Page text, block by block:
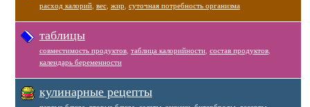
расход калорий, вес, жир суточная потребность организма
таблицы
совместимость продуктов, таблица калорийности, состав продуктов,
календарь беременности
кулинарные рецепты